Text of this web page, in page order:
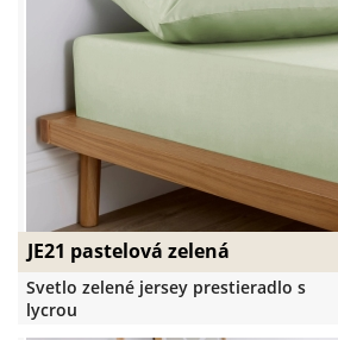
JE21 pastelová zelená
Svetlo zelené jersey prestieradlo s
lycrou